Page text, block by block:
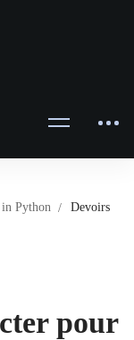
Python
Devoirs
pour